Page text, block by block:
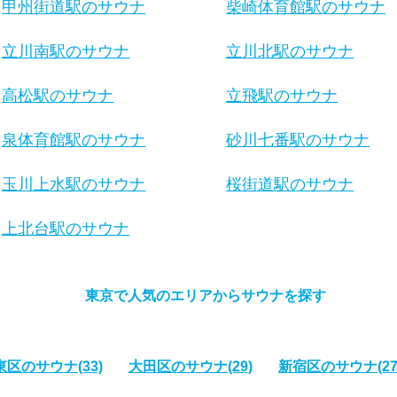
甲州街道駅のサウナ 柴崎体育館駅のサウナ
立川南駅のサウナ 立川北駅のサウナ
高松駅のサウナ 立飛駅のサウナ
泉体育館駅のサウナ 砂川七番駅のサウナ
玉川上水駅のサウナ 桜街道駅のサウナ
上北台駅のサウナ
東京で人気のエリアからサウナを探す
区のサウナ(33) 大田区のサウナ(29) 新宿区のサウナ